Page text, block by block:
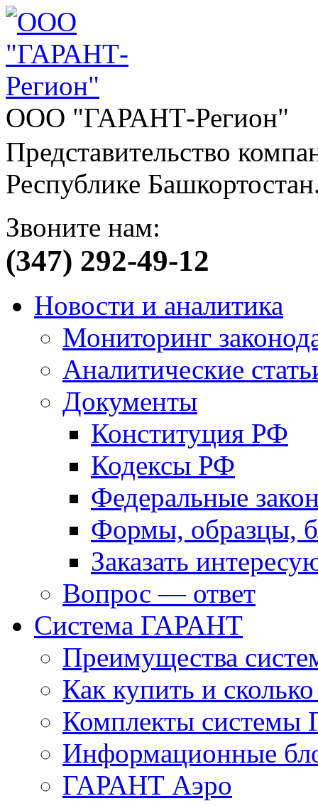
ООО "ГАРАНТ-Регион"
Представительство
Республике
Звоните нам:
(347) 292-49-12
Новости и аналитика
Мониторинг
Аналитические
Документы
Конституция РФ
Кодексы РФ
Федеральные
Формы, образцы,
Заказать
Вопрос — ответ
Система ГАРАНТ
Преимущества
Как купить и
Комплекты
Информационные
ГАРАНТ Аэро